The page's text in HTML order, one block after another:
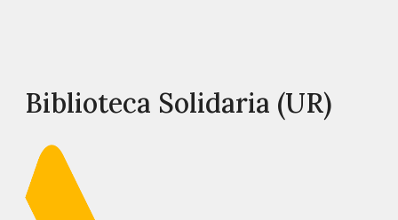
Biblioteca Solidaria (UR)